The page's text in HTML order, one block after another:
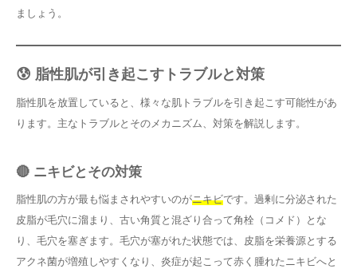
ましょう。
😰 脂性肌が引き起こすトラブルと対策
脂性肌を放置していると、様々な肌トラブルを引き起こす可能性があ
ります。主なトラブルとそのメカニズム、対策を解説します。
🔴 ニキビとその対策
脂性肌の方が最も悩まされやすいのがニキビです。過剰に分泌された
皮脂が毛穴に溜まり、古い角質と混ざり合って角栓（コメド）とな
り、毛穴を塞ぎます。毛穴が塞がれた状態では、皮脂を栄養源とする
アクネ菌が増殖しやすくなり、炎症が起こって赤く腫れたニキビへと